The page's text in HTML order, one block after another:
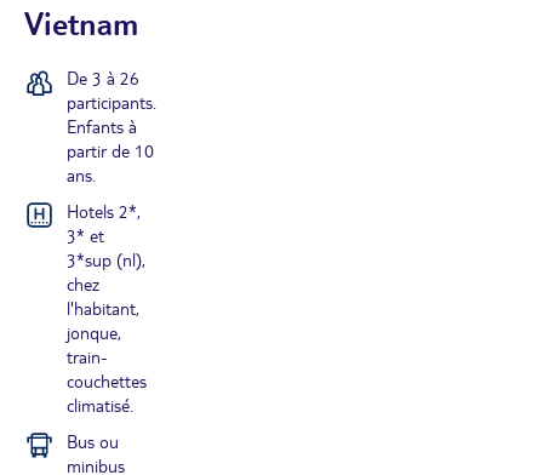
Vietnam
De 3 à 26
participants.
Enfants à
partir de 10
ans.
Hotels 2*,
3* et
3*sup (nl),
chez
l'habitant,
jonque,
train-
couchettes
climatisé.
Bus ou
minibus